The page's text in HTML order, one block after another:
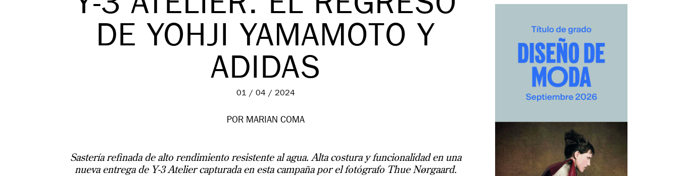
Y-3 ATELIER: EL REGRESO
DE YOHJI YAMAMOTO Y
ADIDAS
01 / 04 / 2024
POR MARIAN COMA
Sastería refinada de alto rendimiento resistente al agua. Alta costura y funcionalidad en una
nueva entrega de Y-3 Atelier capturada en esta campaña por el fotógrafo Thue Nørgaard.